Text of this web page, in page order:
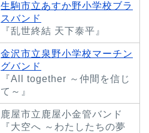
生駒市立あすか野小学校ブラ
スバンド
『乱世終結 天下泰平』
金沢市立泉野小学校マーチン
グバンド
『All together ～仲間を信じ
て～』
鹿屋市立鹿屋小金管バンド
『大空へ ～わたしたちの夢